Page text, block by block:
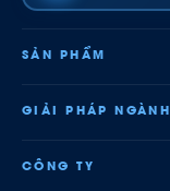
SẢN PHẨM
GIẢI PHÁP NGÀNH
CÔNG TY